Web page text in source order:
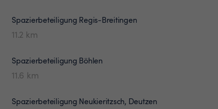
Spazierbeteiligung Regis-Breitingen
11.2 km
Spazierbeteiligung Böhlen
11.6 km
Spazierbeteiligung Neukieritzsch, Deutzen